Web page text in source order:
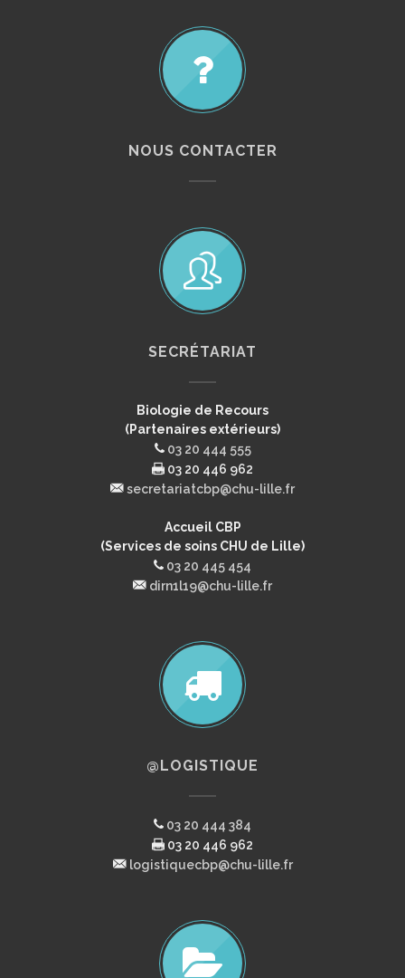
NOUS CONTACTER
SECRÉTARIAT
Biologie de Recours
(Partenaires extérieurs)
03 20 444 555
03 20 446 962
secretariatcbp@chu-lille.fr
Accueil CBP
(Services de soins CHU de Lille)
03 20 445 454
dirn1l19@chu-lille.fr
@LOGISTIQUE
03 20 444 384
03 20 446 962
logistiquecbp@chu-lille.fr